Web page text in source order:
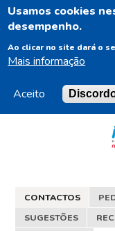
Usamos cookies
desempenho.
Ao clicar no site dará o
Mais informação
Aceito
CONTACTOS
SUGESTÕES